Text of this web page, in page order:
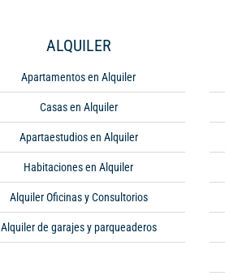
ALQUILER
Apartamentos en Alquiler
Casas en Alquiler
Apartaestudios en Alquiler
Habitaciones en Alquiler
Alquiler Oficinas y Consultorios
Alquiler de garajes y parqueaderos